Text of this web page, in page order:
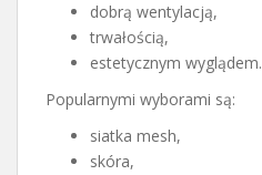
dobrą wentylacją,
trwałością,
estetycznym wyglądem.
Popularnymi wyborami są:
siatka mesh,
skóra,